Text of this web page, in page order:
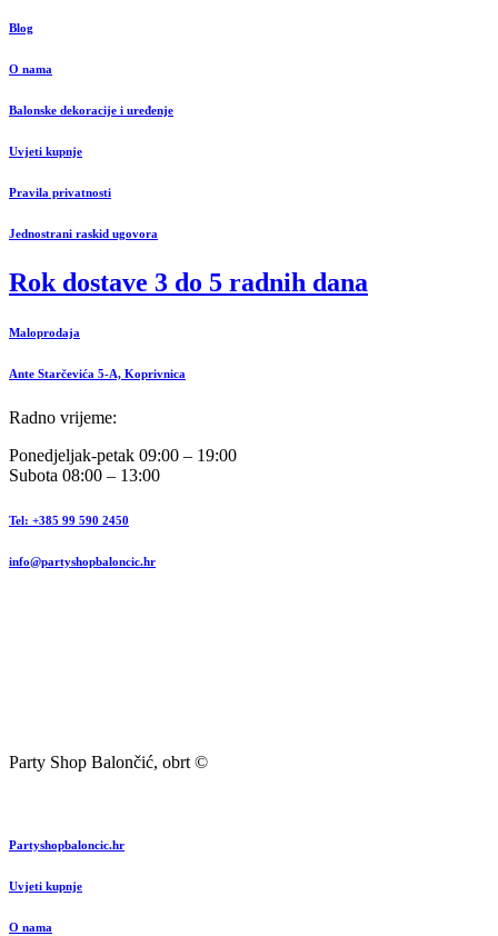
Blog
O nama
Balonske dekoracije i uređenje
Uvjeti kupnje
Pravila privatnosti
Jednostrani raskid ugovora
Rok dostave 3 do 5 radnih dana
Maloprodaja
Ante Starčevića 5-A, Koprivnica
Radno vrijeme:
Ponedjeljak-petak 09:00 – 19:00
Subota 08:00 – 13:00
Tel: +385 99 590 2450
info@partyshopbaloncic.hr
Party Shop Balončić, obrt ©
Partyshopbaloncic.hr
Uvjeti kupnje
O nama